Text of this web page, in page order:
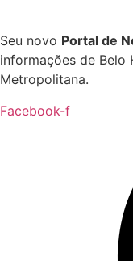
Seu novo Portal de
informações de Belo
Metropolitana.
Facebook-f